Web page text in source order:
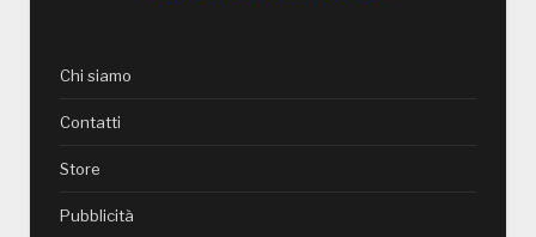
Chi siamo
Contatti
Store
Pubblicità